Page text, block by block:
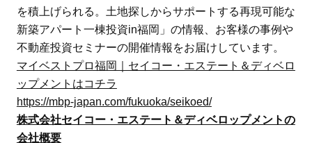
を積上げられる。土地探しからサポートする再現可能な
新築アパート一棟投資in福岡」の情報、お客様の事例や
不動産投資セミナーの開催情報をお届けしています。
マイベストプロ福岡｜セイコー・エステート＆ディベロ
ップメントはコチラ
https://mbp-japan.com/fukuoka/seikoed/
株式会社セイコー・エステート＆ディベロップメントの
会社概要